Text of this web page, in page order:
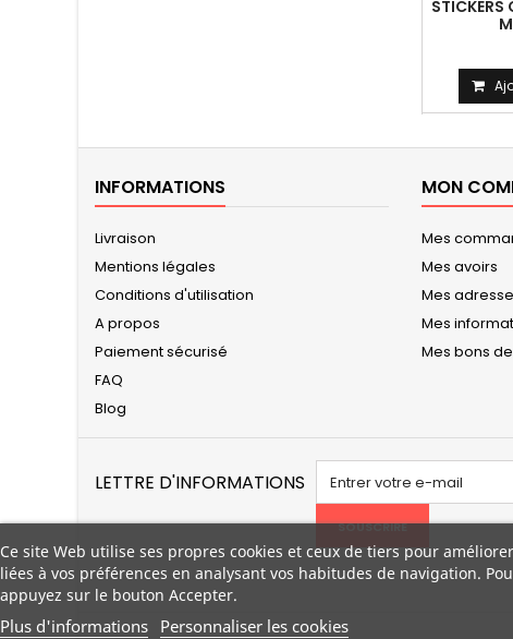
STICKERS
INFORMATIONS
Livraison
Mentions légales
Conditions d'utilisation
A propos
Paiement sécurisé
FAQ
Blog
MON
Mes
Mes avoirs
Mes
Mes
Mes bons
LETTRE D'INFORMATIONS
SOUSCRIRE
Ce site Web utilise ses propres cookies et ceux de tiers pour
liées à vos préférences en analysant vos habitudes de navigation.
appuyez sur le bouton Accepter.
Plus d'informations Personnaliser les cookies